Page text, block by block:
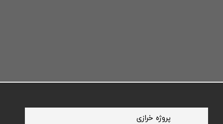
​پروژه خرازی